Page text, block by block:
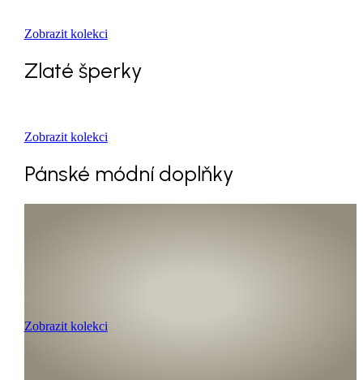
Zobrazit kolekci
Zlaté šperky
Zobrazit kolekci
Pánské módní doplňky
Zobrazit kolekci